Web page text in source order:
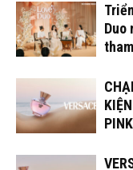
Duo
PINK